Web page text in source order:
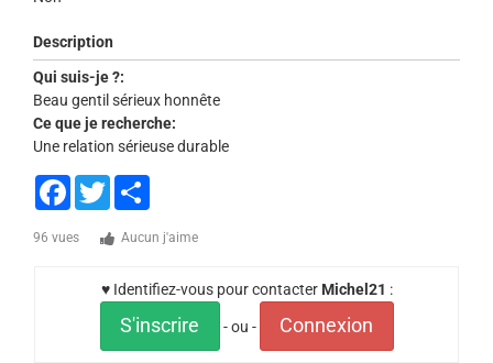
Description
Qui suis-je ?:
Beau gentil sérieux honnête
Ce que je recherche:
Une relation sérieuse durable
Facebook
Twitter
96 vues Aucun j'aime
♥ Identifiez-vous pour contacter Michel21 :
S'inscrire - ou - Connexion